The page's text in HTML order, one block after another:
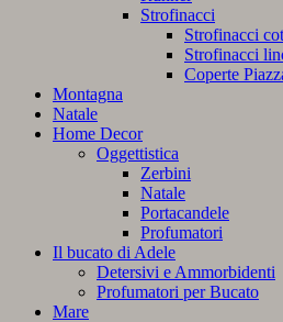
Strofinacci
Strofinacci
Strofinacci
Coperte
Montagna
Natale
Home Decor
Oggettistica
Zerbini
Natale
Portacandele
Profumatori
Il bucato di Adele
Detersivi e Ammorbidenti
Profumatori per Bucato
Mare